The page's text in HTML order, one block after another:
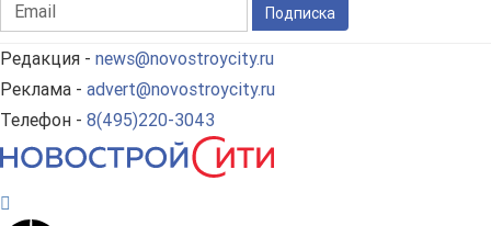
Подписка
Редакция - news@novostroycity.ru
Реклама - advert@novostroycity.ru
Телефон - 8(495)220-3043